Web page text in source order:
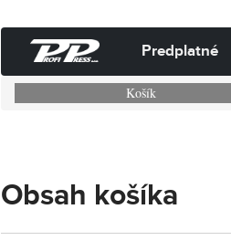
Predplatné
Košík
Obsah košíka